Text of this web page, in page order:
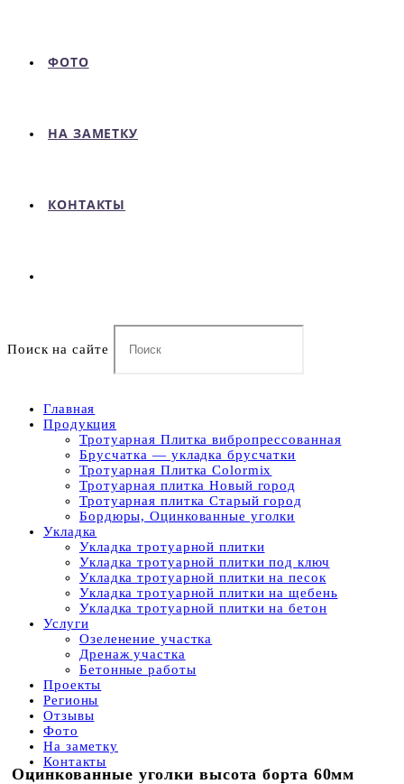
ФОТО
НА ЗАМЕТКУ
КОНТАКТЫ
Поиск на сайте
Главная
Продукция
Тротуарная Плитка вибропрессованная
Брусчатка — укладка брусчатки
Тротуарная Плитка Colormix
Тротуарная плитка Новый город
Тротуарная плитка Старый город
Бордюры, Оцинкованные уголки
Укладка
Укладка тротуарной плитки
Укладка тротуарной плитки под ключ
Укладка тротуарной плитки на песок
Укладка тротуарной плитки на щебень
Укладка тротуарной плитки на бетон
Услуги
Озеленение участка
Дренаж участка
Бетонные работы
Проекты
Регионы
Отзывы
Фото
На заметку
Контакты
Оцинкованные уголки высота борта 60мм